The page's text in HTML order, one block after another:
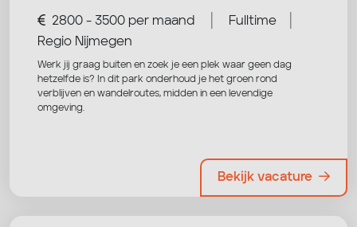
2800 - 3500 per maand Fulltime
Regio Nijmegen
Werk jij graag buiten en zoek je een plek waar geen dag
hetzelfde is? In dit park onderhoud je het groen rond
verblijven en wandelroutes, midden in een levendige
omgeving.
Bekijk vacature